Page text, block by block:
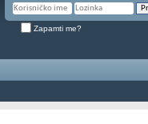
Zapamti me?